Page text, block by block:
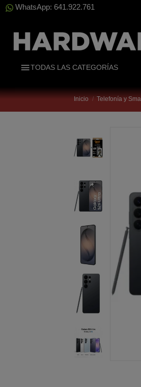
WhatsApp: 641.922.761
TODAS LAS CATEGORÍAS
Inicio Telefonía y